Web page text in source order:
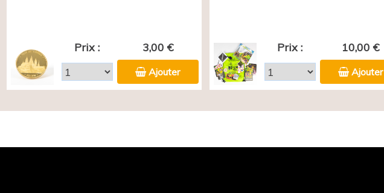
Prix : 3,00 €
Ajouter
Prix : 10,00 €
Ajouter